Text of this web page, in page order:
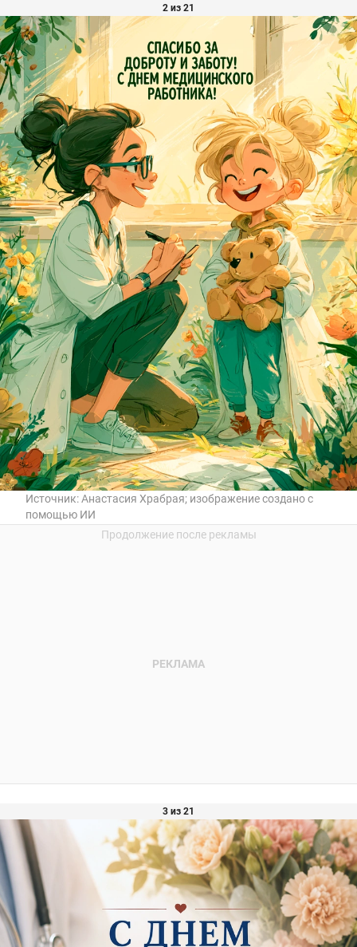
2 из 21
Источник:Анастасия Храбрая; изображение создано с
помощью ИИ
3 из 21